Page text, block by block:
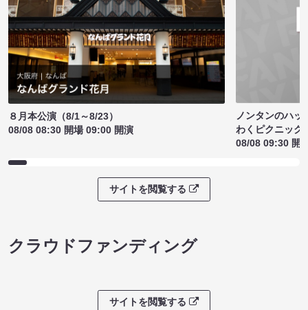
８月本公演（8/1～8/23）
08/08 08:30 開場 09:00 開演
ノンタンのハッ
わくピクニック
08/08 09:30 開
サイトを閲覧する
クラウドファンディング
サイトを閲覧する